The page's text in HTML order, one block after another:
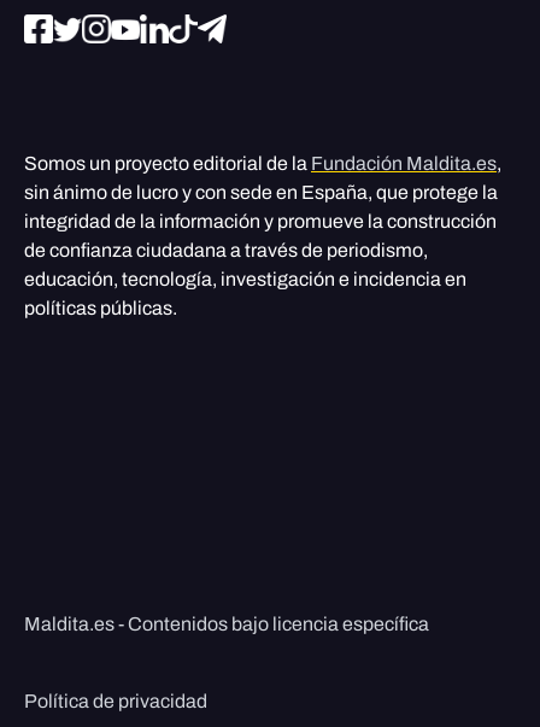
Somos un proyecto editorial de la Fundación Maldita.es,
sin ánimo de lucro y con sede en España, que protege la
integridad de la información y promueve la construcción
de confianza ciudadana a través de periodismo,
educación, tecnología, investigación e incidencia en
políticas públicas.
Maldita.es - Contenidos bajo licencia específica
Política de privacidad